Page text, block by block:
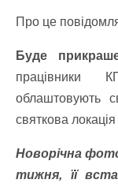
Про це
Буде
працівники
облаштовують
святкова локація
Новорічна
тижня, її